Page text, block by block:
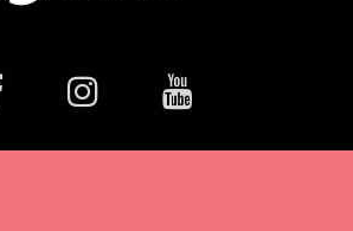
facebookInstagramYoutube